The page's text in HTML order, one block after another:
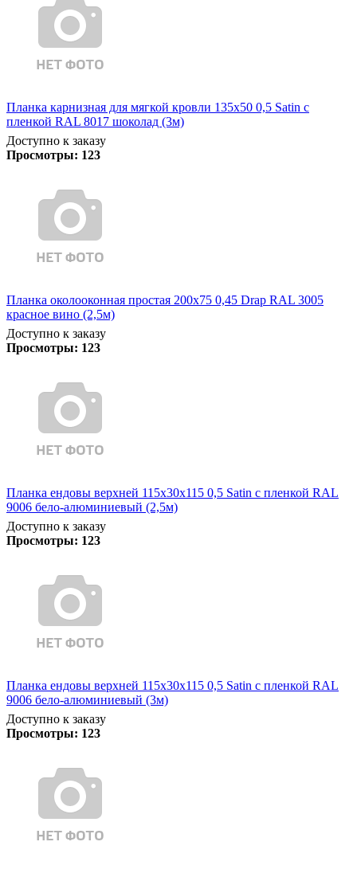
Планка карнизная для мягкой кровли 135х50 0,5 Satin с
пленкой RAL 8017 шоколад (3м)
Доступно к заказу
Просмотры: 123
Планка околооконная простая 200х75 0,45 Drap RAL 3005
красное вино (2,5м)
Доступно к заказу
Просмотры: 123
Планка ендовы верхней 115х30х115 0,5 Satin с пленкой RAL
9006 бело-алюминиевый (2,5м)
Доступно к заказу
Просмотры: 123
Планка ендовы верхней 115х30х115 0,5 Satin с пленкой RAL
9006 бело-алюминиевый (3м)
Доступно к заказу
Просмотры: 123